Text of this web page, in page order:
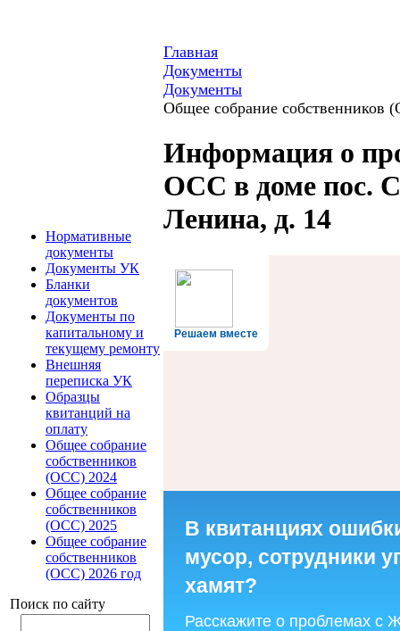
Нормативные
документы
Документы УК
Бланки
документов
Документы по
капитальному и
текущему ремонту
Внешняя
переписка УК
Образцы
квитанций на
оплату
Общее собрание
собственников
(ОСС) 2024
Общее собрание
собственников
(ОСС) 2025
Общее собрание
собственников
(ОСС) 2026 год
Поиск по сайту
Главная
Документы
Документы
Общее собрание собственников
Информация о
ОСС в доме пос.
Ленина, д. 14
Решаем вместе
В квитанциях
мусор, сотрудники
хамят?
Расскажите о проблемах с